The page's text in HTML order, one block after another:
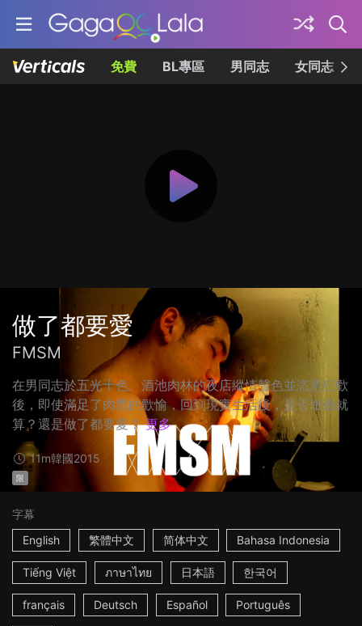
免費 BL專區 男同志 女同志
做了都要愛
FMSM
在男同志於五光十色、酒池肉林的夜店縱情聲色並恣意狂歡
後，即使滿足了肉體的歡愉，回到現實生活後，是否做過就
算？還是做了都要愛？ 更多
11m韓國2015
限
字幕
English
繁體中文 简体中文 Bahasa Indonesia
Tiếng Việt ภาษาไทย 日本語 한국어
français Deutsch Español Português